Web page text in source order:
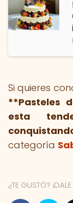
Si quieres
**Pasteles
esta
categoría
¿TE GUSTÓ?